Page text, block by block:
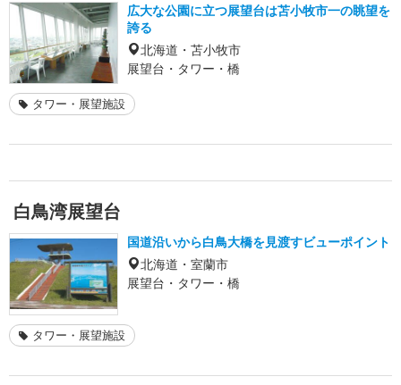
広大な公園に立つ展望台は苫小牧市一の眺望を
誇る
北海道・苫小牧市
展望台・タワー・橋
タワー・展望施設
白鳥湾展望台
国道沿いから白鳥大橋を見渡すビューポイント
北海道・室蘭市
展望台・タワー・橋
タワー・展望施設